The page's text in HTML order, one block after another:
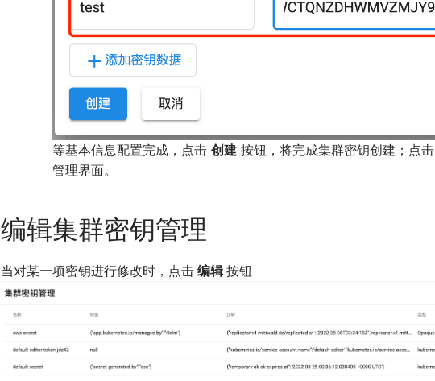
等基本信息配置完成，点击 创建 按钮，将完成集群密钥创建；点击
管理界面。
编辑集群密钥管理
当对某一项密钥进行修改时，点击 编辑按钮